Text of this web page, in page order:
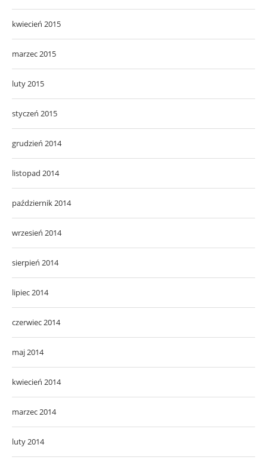
kwiecień 2015
marzec 2015
luty 2015
styczeń 2015
grudzień 2014
listopad 2014
październik 2014
wrzesień 2014
sierpień 2014
lipiec 2014
czerwiec 2014
maj 2014
kwiecień 2014
marzec 2014
luty 2014